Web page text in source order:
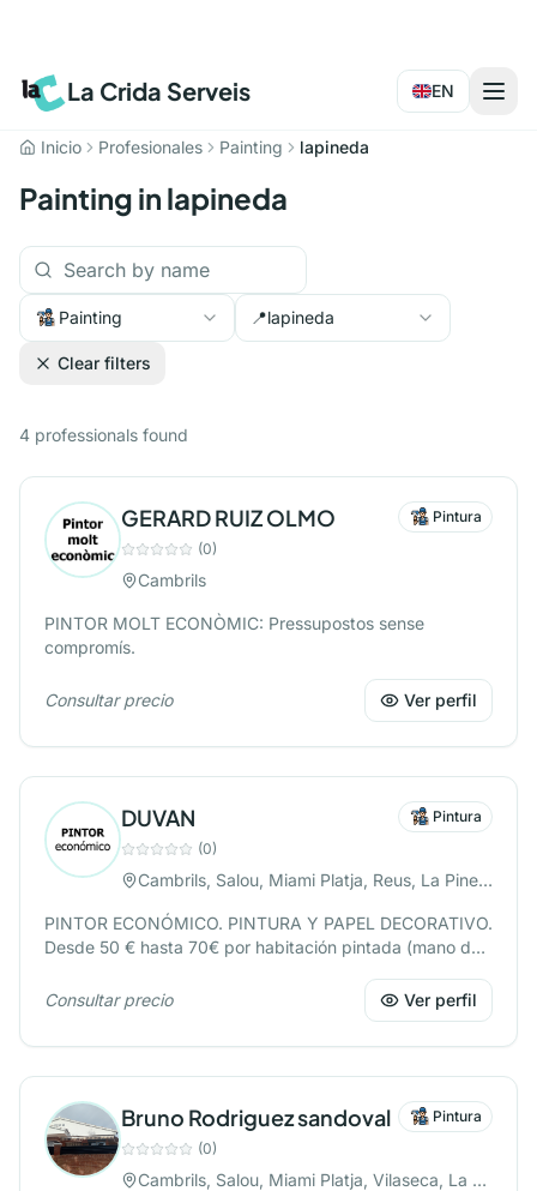
La Crida Serveis EN
Inicio Profesionales Painting lapineda
Painting in lapineda
Painting 📍lapineda
Clear filters
4 professionals found
GERARD RUIZ OLMO
Pintura
(0)
Cambrils
PINTOR MOLT ECONÒMIC: Pressupostos sense
compromís.
Consultar precio Ver perfil
DUVAN
Pintura
(0)
Cambrils, Salou, Miami Platja, Reus, La Pineda, Vilaseca
PINTOR ECONÓMICO. PINTURA Y PAPEL DECORATIVO.
Desde 50 € hasta 70€ por habitación pintada (mano de
Consultar precio
Ver perfil
Bruno Rodriguez sandoval
Pintura
(0)
Cambrils, Salou, Miami Platja, Vilaseca, La Pineda, Reus